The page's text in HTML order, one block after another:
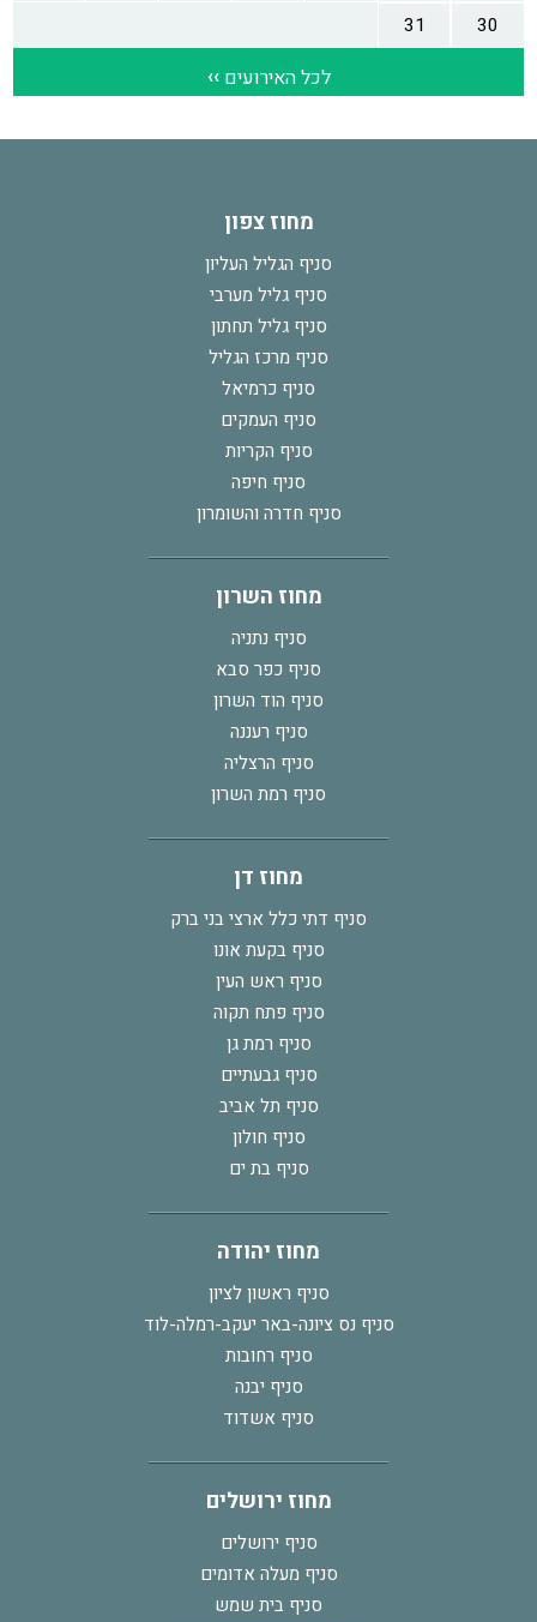
מחוז צפון
סניף הגליל העליון
סניף גליל מערבי
סניף גליל תחתון
סניף מרכז הגליל
סניף כרמיאל
סניף העמקים
סניף הקריות
סניף חיפה
סניף חדרה והשומרון
מחוז השרון
סניף נתניה
סניף כפר סבא
סניף הוד השרון
סניף רעננה
סניף הרצליה
סניף רמת השרון
מחוז דן
סניף דתי כלל ארצי בני ברק
סניף בקעת אונו
סניף ראש העין
סניף פתח תקוה
סניף רמת גן
סניף גבעתיים
סניף תל אביב
סניף חולון
סניף בת ים
מחוז יהודה
סניף ראשון לציון
סניף נס ציונה-באר יעקב-רמלה-לוד
סניף רחובות
סניף יבנה
סניף אשדוד
מחוז ירושלים
סניף ירושלים
סניף מעלה אדומים
סניף בית שמש